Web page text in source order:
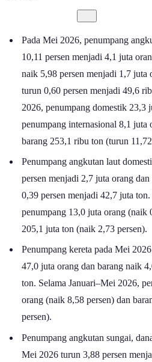
Pada Mei 2026, penumpang
10,11 persen menjadi 4,1 juta
naik 5,98 persen menjadi 1,7 juta
turun 0,60 persen menjadi 49,6
2026, penumpang domestik 23,3
penumpang internasional 8,1 juta
barang 253,1 ribu ton (turun
Penumpang angkutan laut
persen menjadi 2,7 juta orang
0,39 persen menjadi 42,7 juta
penumpang 13,0 juta orang (naik
205,1 juta ton (naik 2,73 persen).
Penumpang kereta pada Mei
47,0 juta orang dan barang naik
ton. Selama Januari–Mei 2026,
orang (naik 8,58 persen) dan
persen).
Penumpang angkutan sungai,
Mei 2026 turun 3,88 persen